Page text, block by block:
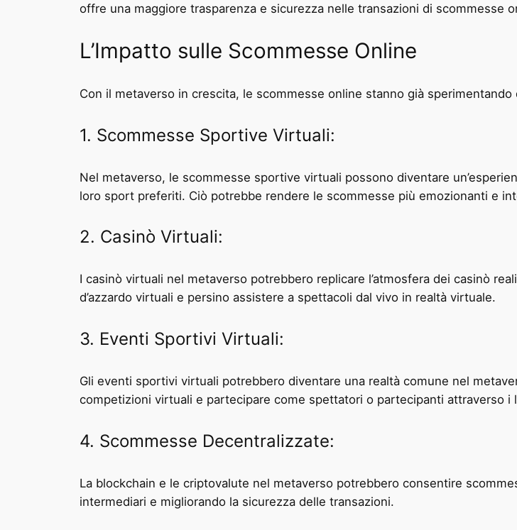
offre una maggiore trasparenza e sicurezza nelle transazioni di scommesse
L’Impatto sulle Scommesse Online
Con il metaverso in crescita, le scommesse online stanno già
1. Scommesse Sportive Virtuali:
Nel metaverso, le scommesse sportive virtuali possono diventare
loro sport preferiti. Ciò potrebbe rendere le scommesse più emozionanti e
2. Casinò Virtuali:
I casinò virtuali nel metaverso potrebbero replicare l’atmosfera dei casinò
d’azzardo virtuali e persino assistere a spettacoli dal vivo in realtà virtuale.
3. Eventi Sportivi Virtuali:
Gli eventi sportivi virtuali potrebbero diventare una realtà comune nel
competizioni virtuali e partecipare come spettatori o partecipanti attraverso i
4. Scommesse Decentralizzate:
La blockchain e le criptovalute nel metaverso potrebbero consentire
intermediari e migliorando la sicurezza delle transazioni.